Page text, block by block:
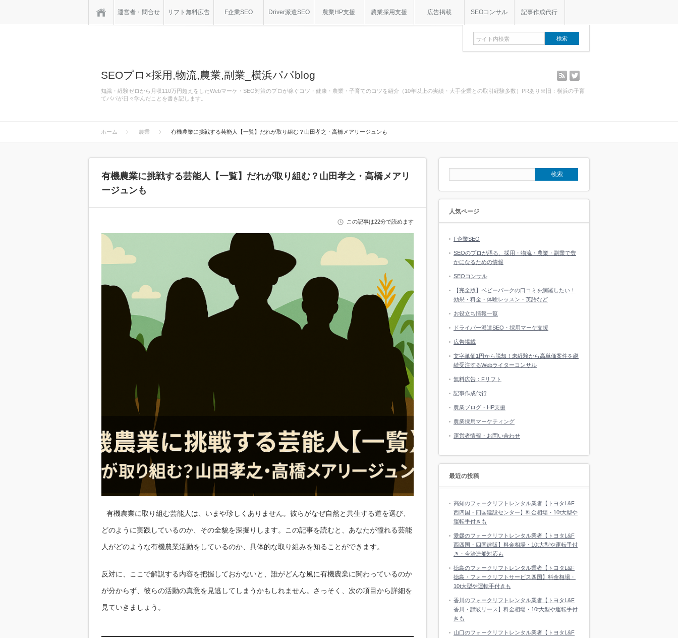
運営者・問合せ リフト無料広告 F企業SEO Driver派遣SEO 農業HP支援 農業採用支援 広告掲載 SEOコンサル 記事作成代行
SEOプロ×採用,物流,農業,副業_横浜パパblog
知識・経験ゼロから月収110万円超えをしたWebマーケ・SEO対策のプロが稼ぐコツ・健康・農業・子育てのコツを紹介（10年以上の実績・大手企業との取引経験多数）PRあり※旧：横浜の子育
てパパが日々学んだことを書き記します。
rss
ホーム 農業 有機農業に挑戦する芸能人【一覧】だれが取り組む？山田孝之・高橋メアリージュンも
有機農業に挑戦する芸能人【一覧】だれが取り組む？山田孝之・高橋メアリ
ージュンも
この記事は22分で読めます
有機農業に取り組む芸能人は、いまや珍しくありません。彼らがなぜ自然と共生する道を選び、
どのように実践しているのか、その全貌を深掘りします。この記事を読むと、あなたが憧れる芸能
人がどのような有機農業活動をしているのか、具体的な取り組みを知ることができます。
反対に、ここで解説する内容を把握しておかないと、誰がどんな風に有機農業に関わっているのか
が分からず、彼らの活動の真意を見逃してしまうかもしれません。さっそく、次の項目から詳細を
見ていきましょう。
人気ページ
F企業SEO
SEOのプロが語る、採用・物流・農業・副業で豊
かになるための情報
SEOコンサル
【完全版】ベビーパークの口コミを網羅したい！
効果・料金・体験レッスン・英語など
お役立ち情報一覧
ドライバー派遣SEO・採用マーケ支援
広告掲載
文字単価1円から脱却！未経験から高単価案件を継
続受注するWebライターコンサル
無料広告：Fリフト
記事作成代行
農業ブログ・HP支援
農業採用マーケティング
運営者情報・お問い合わせ
最近の投稿
高知のフォークリフトレンタル業者【トヨタL&F
西四国・四国建設センター】料金相場・10t大型や
運転手付きも
愛媛のフォークリフトレンタル業者【トヨタL&F
西四国・四国建販】料金相場・10t大型や運転手付
き・今治造船対応も
徳島のフォークリフトレンタル業者【トヨタL&F
徳島・フォークリフトサービス四国】料金相場・
10t大型や運転手付きも
香川のフォークリフトレンタル業者【トヨタL&F
香川・讃岐リース】料金相場・10t大型や運転手付
きも
山口のフォークリフトレンタル業者【トヨタL&F